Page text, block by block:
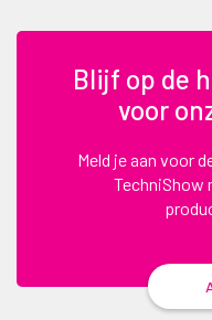
Blijf op de
voor
Meld je aan voor
TechniShow